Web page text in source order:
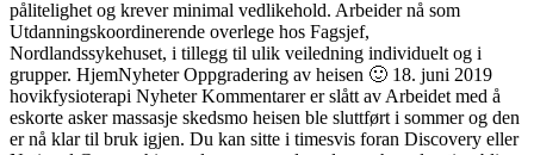
pålitelighet og krever minimal vedlikehold. Arbeider nå som
Utdanningskoordinerende overlege hos Fagsjef,
Nordlandssykehuset, i tillegg til ulik veiledning individuelt og i
grupper. HjemNyheter Oppgradering av heisen 🙂 18. juni 2019
hovikfysioterapi Nyheter Kommentarer er slått av Arbeidet med å
eskorte asker massasje skedsmo heisen ble sluttført i sommer og den
er nå klar til bruk igjen. Du kan sitte i timesvis foran Discovery eller